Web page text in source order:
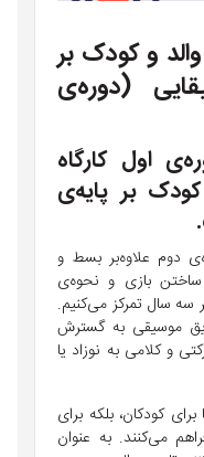
و کودک بر
(دوره‌ی
اول کارگاه
بر پایه‌ی
دوم علاوه‌بر بسط و
بازی و نحوه‌ی
سه سال تمرکز می‌کنیم.
موسیقی به گسترش
و کلامی به نوزاد یا
کودکان، بلکه برای
می‌کنند. به عنوان